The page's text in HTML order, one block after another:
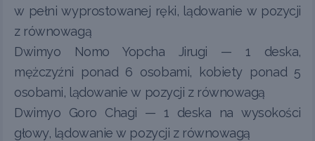
w pełni wyprostowanej ręki, lądowanie w pozycji
z równowagą
Dwimyo Nomo Yopcha Jirugi — 1 deska,
mężczyźni ponad 6 osobami, kobiety ponad 5
osobami, lądowanie w pozycji z równowagą
Dwimyo Goro Chagi — 1 deska na wysokości
głowy, lądowanie w pozycji z równowagą